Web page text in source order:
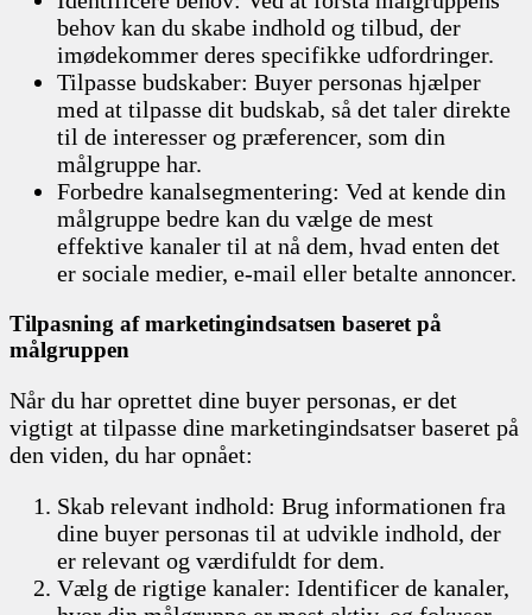
behov kan du skabe indhold og tilbud, der
imødekommer deres specifikke udfordringer.
Tilpasse budskaber: Buyer personas hjælper
med at tilpasse dit budskab, så det taler direkte
til de interesser og præferencer, som din
målgruppe har.
Forbedre kanalsegmentering: Ved at kende din
målgruppe bedre kan du vælge de mest
effektive kanaler til at nå dem, hvad enten det
er sociale medier, e-mail eller betalte annoncer.
Tilpasning af marketingindsatsen baseret på
målgruppen
Når du har oprettet dine buyer personas, er det
vigtigt at tilpasse dine marketingindsatser baseret på
den viden, du har opnået:
Skab relevant indhold: Brug informationen fra
dine buyer personas til at udvikle indhold, der
er relevant og værdifuldt for dem.
Vælg de rigtige kanaler: Identificer de kanaler,